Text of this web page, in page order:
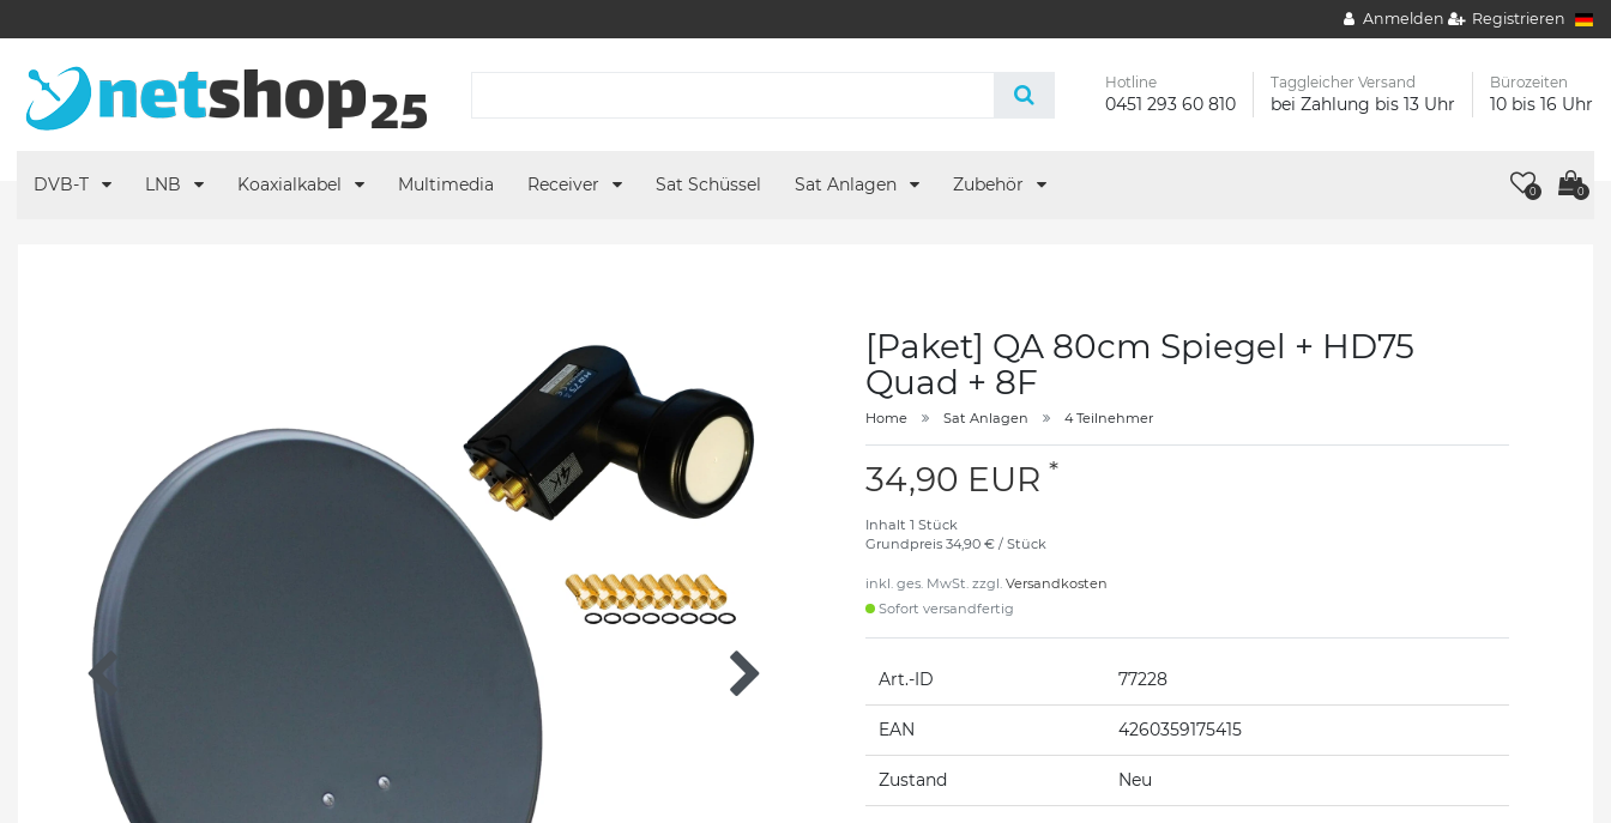
Anmelden Registrieren
Hotline
0451 293 60 810
Taggleicher Versand
bei Zahlung bis 13 Uhr
Bürozeiten
10 bis 16 Uhr
DVB-T LNB Koaxialkabel Multimedia Receiver Sat Schüssel Sat Anlagen Zubehör 0 0
[Paket] QA 80cm Spiegel + HD75
Quad + 8F
Home Sat Anlagen 4 Teilnehmer
34,90 EUR *
Inhalt 1 Stück
Grundpreis 34,90 € / Stück
inkl. ges. MwSt. zzgl. Versandkosten
Sofort versandfertig
Art.-ID 77228
EAN 4260359175415
Zustand Neu